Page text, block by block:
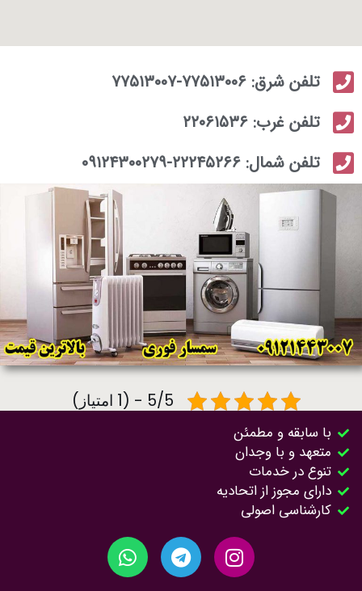
تلفن شرق: ۷۷۵۱۳۰۰۶-۷۷۵۱۳۰۰۷
تلفن غرب: ۲۲۰۶۱۵۳۶
تلفن شمال: ۲۲۲۴۵۲۶۶-۰۹۱۲۴۳۰۰۲۷۹
5/5 - (1 امتیاز)
با سابقه و مطمئن
متعهد و با وجدان
تنوع در خدمات
دارای مجوز از اتحادیه
کارشناسی اصولی